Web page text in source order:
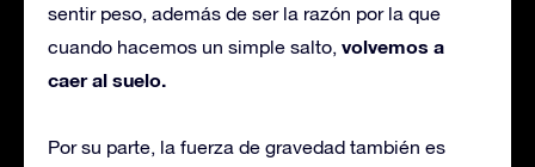
sentir peso, además de ser la razón por la que
cuando hacemos un simple salto, volvemos a
caer al suelo.
Por su parte, la fuerza de gravedad también es